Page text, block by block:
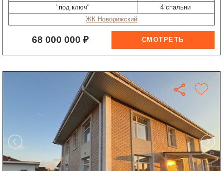
"под ключ"
4 спальни
ЖК Новорижский
68 000 000 ₽